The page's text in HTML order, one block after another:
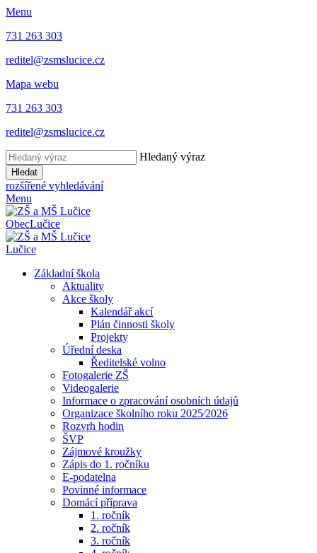
Menu
731 263 303
reditel@zsmslucice.cz
Mapa webu
731 263 303
reditel@zsmslucice.cz
Hledaný výraz
Hledat
rozšířené vyhledávání
Menu
ObecLučice
Lučice
Základní škola
Aktuality
Akce školy
Kalendář akcí
Plán činnosti školy
Projekty
Úřední deska
Ředitelské volno
Fotogalerie ZŠ
Videogalerie
Informace o zpracování osobních údajů
Organizace školního roku 2025⁄2026
Rozvrh hodin
ŠVP
Zájmové kroužky
Zápis do 1. ročníku
E-podatelna
Povinné informace
Domácí příprava
1. ročník
2. ročník
3. ročník